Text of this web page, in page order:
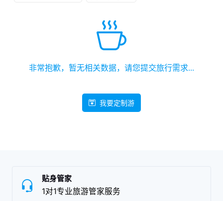
非常抱歉，暂无相关数据，请您提交旅行需求...
我要定制游
贴身管家
1对1专业旅游管家服务